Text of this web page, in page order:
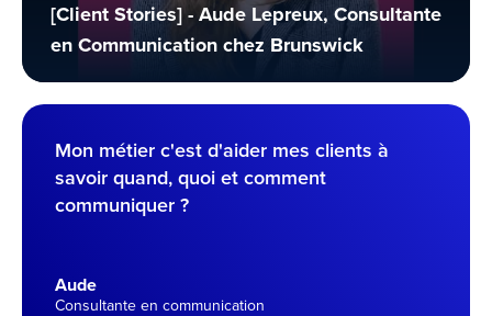
[Client Stories] - Aude Lepreux, Consultante
en Communication chez Brunswick
Mon métier c'est d'aider mes clients à
savoir quand, quoi et comment
communiquer ?
Aude
Consultante en communication